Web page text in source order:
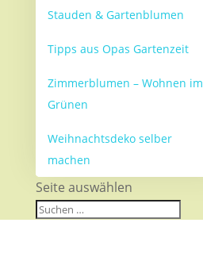
Stauden & Gartenblumen
Tipps aus Opas Gartenzeit
Zimmerblumen – Wohnen im
Grünen
Weihnachtsdeko selber
machen
Seite auswählen